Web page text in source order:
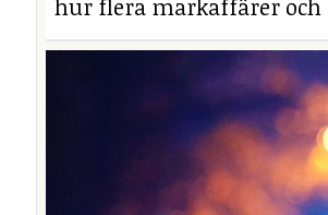
hur flera markaffärer och